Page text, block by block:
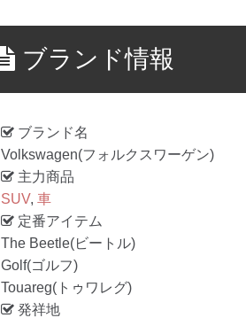
ブランド情報
ブランド名
Volkswagen(フォルクスワーゲン)
主力商品
SUV, 車
定番アイテム
The Beetle(ビートル)
Golf(ゴルフ)
Touareg(トゥワレグ)
発祥地